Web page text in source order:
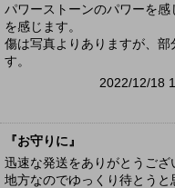
パワーストーンのパワーを
を感じます。
傷は写真よりありますが、
す。
2022/12/18
『お守りに』
迅速な発送をありがとうござ
地方なのでゆっくり待とうと